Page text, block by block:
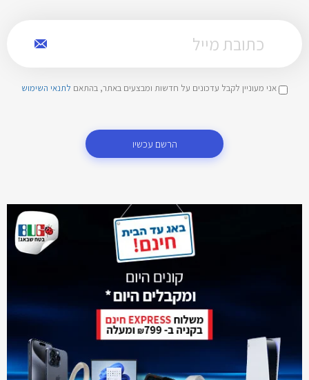
אני מעוניין לקבל עדכונים על חדשות ומבצעים באתר, בהתאם לתנאי השימוש
הרשם עכשיו